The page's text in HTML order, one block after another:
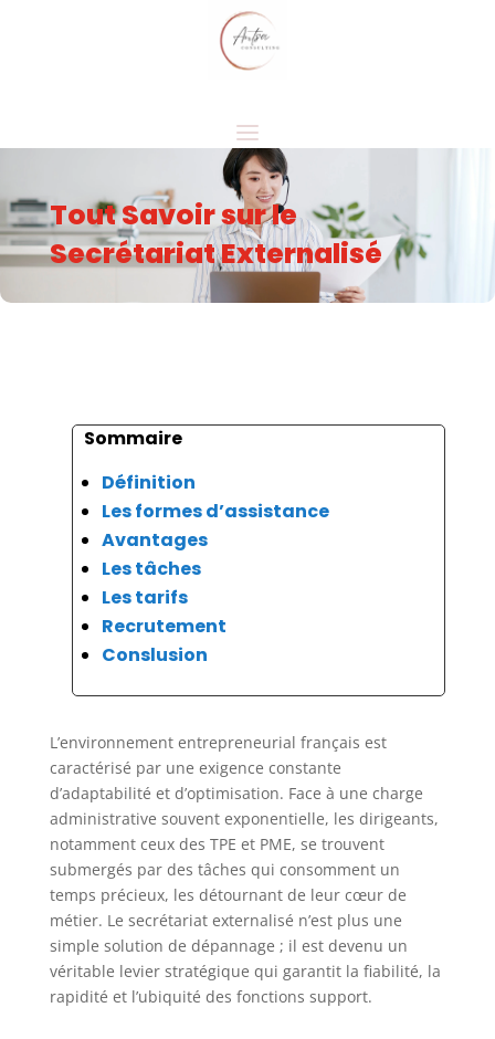
Tout Savoir sur le
Secrétariat Externalisé
Sommaire
Définition
Les formes d’assistance
Avantages
Les tâches
Les tarifs
Recrutement
Conslusion
L’environnement entrepreneurial français est
caractérisé par une exigence constante
d’adaptabilité et d’optimisation. Face à une charge
administrative souvent exponentielle, les dirigeants,
notamment ceux des TPE et PME, se trouvent
submergés par des tâches qui consomment un
temps précieux, les détournant de leur cœur de
métier. Le secrétariat externalisé n’est plus une
simple solution de dépannage ; il est devenu un
véritable levier stratégique qui garantit la fiabilité, la
rapidité et l’ubiquité des fonctions support.